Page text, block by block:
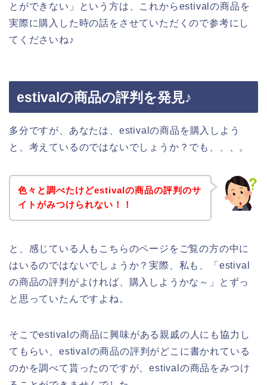
とができない」という方は、これからestivalの商品を
実際に購入した時の話をさせていただくので参考にし
てくださいね♪
estivalの商品の評判を発見♪
多分ですが、あなたは、estivalの商品を購入しよう
と、考えているのではないでしょうか？でも、、、。
色々と調べたけどestivalの商品の評判のサ
イトがみつけられない！！
と、感じている人もこちらのページをご覧の方の中に
はいるのではないでしょうか？実際、私も、「estival
の商品の評判がよければ、購入しようかな～」とずっ
と思っていたんですよね。
そこでestivalの商品に興味がある親戚の人にも協力し
てもらい、estivalの商品の評判がどこに書かれている
のかを調べて貰ったのですが、estivalの商品をみつけ